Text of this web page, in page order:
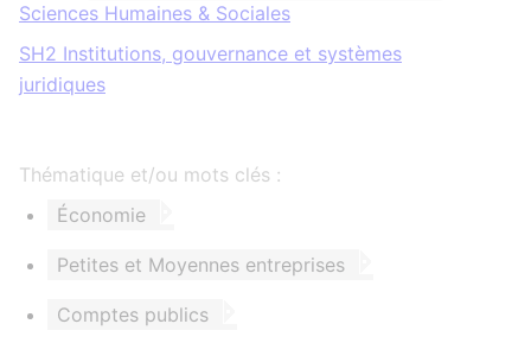
Sciences Humaines & Sociales
SH2 Institutions, gouvernance et systèmes
juridiques
Thématique et/ou mots clés :
Économie
Petites et Moyennes entreprises
Comptes publics